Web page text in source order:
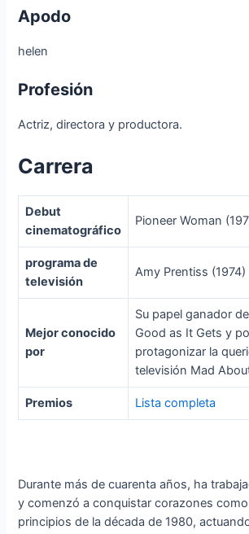
Apodo
helen
Profesión
Actriz, directora y productora.
Carrera
Debut
cinematográfico
Pioneer Woman
programa de
televisión
Amy Prentiss (1974)
Mejor conocido
por
Su papel ganador
Good as It Gets y
protagonizar la
televisión Mad
Premios Lista completa
Durante más de cuarenta años, ha
y comenzó a conquistar corazones
principios de la década de 1980,